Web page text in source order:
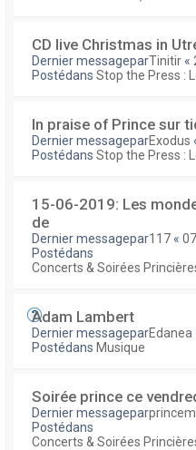
CD live Christmas in
Dernier messageparTinitir «
Postédans Stop the Press :
In praise of Prince sur
Dernier messageparExodus
Postédans Stop the Press :
15-06-2019: Les
de
Dernier messagepar117 «
Postédans
Concerts & Soirées
Adam Lambert
Dernier messageparEdanea
Postédans Musique
Soirée prince ce
Dernier messagepar
Postédans
Concerts & Soirées